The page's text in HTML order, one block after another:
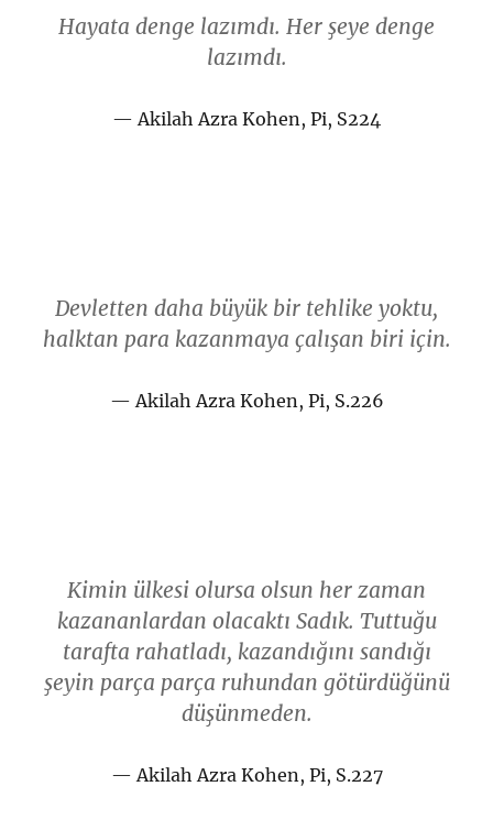
Hayata denge lazımdı. Her şeye denge
lazımdı.
Akilah Azra Kohen, Pi, S224
Devletten daha büyük bir tehlike yoktu,
halktan para kazanmaya çalışan biri için.
Akilah Azra Kohen, Pi, S.226
Kimin ülkesi olursa olsun her zaman
kazananlardan olacaktı Sadık. Tuttuğu
tarafta rahatladı, kazandığını sandığı
şeyin parça parça ruhundan götürdüğünü
düşünmeden.
Akilah Azra Kohen, Pi, S.227